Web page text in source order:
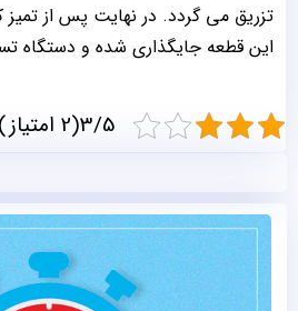
تزریق می گردد. در نهایت پس از تمیز
این قطعه جایگذاری شده و دستگاه
3/5(2 امتیاز)